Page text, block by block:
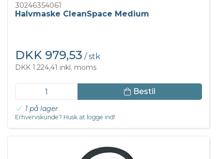
30246354061
Halvmaske CleanSpace Medium
DKK 979,53 / stk
DKK 1.224,41 inkl. moms
Bestil
1 på lager
Erhvervskunde? Husk at logge ind!